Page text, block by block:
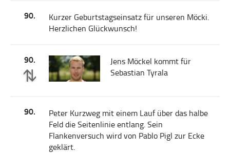
90.
Kurzer Geburtstagseinsatz für unseren Möcki.
Herzlichen Glückwunsch!
90.
Jens Möckel kommt für
Sebastian Tyrala
90.
Peter Kurzweg mit einem Lauf über das halbe
Feld die Seitenlinie entlang. Sein
Flankenversuch wird von Pablo Pigl zur Ecke
geklärt.